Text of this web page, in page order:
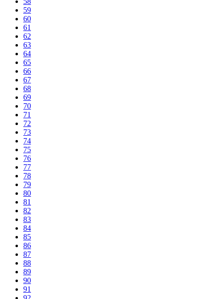
59
60
61
62
63
64
65
66
67
68
69
70
71
72
73
74
75
76
77
78
79
80
81
82
83
84
85
86
87
88
89
90
91